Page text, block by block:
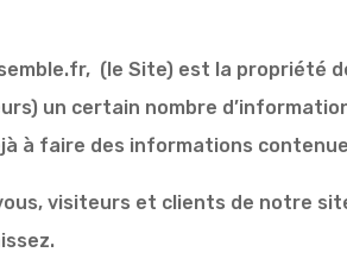
(le Site) est la propriété
un certain nombre
à faire des informations
visiteurs et clients de notre